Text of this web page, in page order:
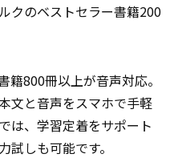
クのベストセラー書籍200
籍800冊以上が音声対応。
文と音声をスマホで手軽
は、学習定着をサポート
しも可能です。